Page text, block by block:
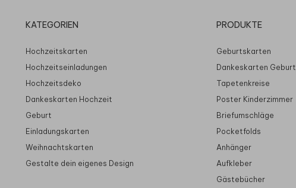
KATEGORIEN
Hochzeitskarten
Hochzeitseinladungen
Hochzeitsdeko
Dankeskarten Hochzeit
Geburt
Einladungskarten
Weihnachtskarten
Gestalte dein eigenes Design
PRODUKTE
Geburtskarten
Dankeskarten Geburt
Tapetenkreise
Poster Kinderzimmer
Briefumschläge
Pocketfolds
Anhänger
Aufkleber
Gästebücher